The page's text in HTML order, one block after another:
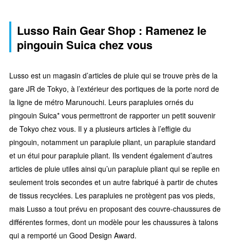
Lusso Rain Gear Shop : Ramenez le
pingouin Suica chez vous
Lusso est un magasin d’articles de pluie qui se trouve près de la
gare JR de Tokyo, à l’extérieur des portiques de la porte nord de
la ligne de métro Marunouchi. Leurs parapluies ornés du
pingouin Suica* vous permettront de rapporter un petit souvenir
de Tokyo chez vous. Il y a plusieurs articles à l’effigie du
pingouin, notamment un parapluie pliant, un parapluie standard
et un étui pour parapluie pliant. Ils vendent également d’autres
articles de pluie utiles ainsi qu’un parapluie pliant qui se replie en
seulement trois secondes et un autre fabriqué à partir de chutes
de tissus recyclées. Les parapluies ne protègent pas vos pieds,
mais Lusso a tout prévu en proposant des couvre-chaussures de
différentes formes, dont un modèle pour les chaussures à talons
qui a remporté un Good Design Award.